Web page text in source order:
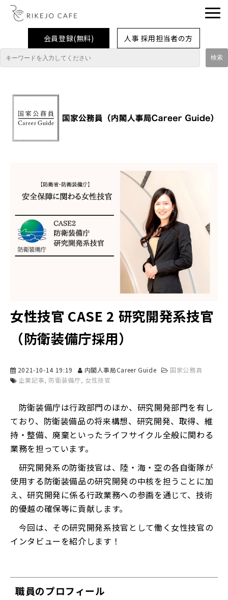
会員登録(無料) 人事 採用担当者の方
企業取材レポート
インターンシップ体験談
女性技官 CASE 2 研究開発系技官
（防衛装備庁採用）
2021-10-14 19:19 内閣人事局Career Guide
国家公務員
企業記事 防衛装備庁 女性技官
防衛装備庁は行政部門のほか、研究開発部門を有し
ており、防衛装備品の将来構想、研究開発、取得、維
持・整備、廃棄といったライフサイクル全般に関わる
業務を担っています。
研究開発系の防衛技官は、陸・海・空の各自衛隊が
使用する防衛装備品の研究開発の中核を担うことに加
え、研究開発に係る行政業務への参画を通じて、技術
的優越の確保等に貢献します。
今回は、その研究開発系技官として働く女性技官の
インタビューを紹介します！
職員のプロフィール